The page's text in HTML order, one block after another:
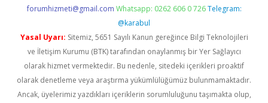
forumhizmeti@gmail.com Whatsapp: 0262 606 0 726 Telegram:
@karabul
Yasal Uyarı: Sitemiz, 5651 Sayılı Kanun gereğince Bilgi Teknolojileri
ve İletişim Kurumu (BTK) tarafından onaylanmış bir Yer Sağlayıcı
olarak hizmet vermektedir. Bu nedenle, sitedeki içerikleri proaktif
olarak denetleme veya araştırma yükümlülüğümüz bulunmamaktadır.
Ancak, üyelerimiz yazdıkları içeriklerin sorumluluğunu taşımakta olup,